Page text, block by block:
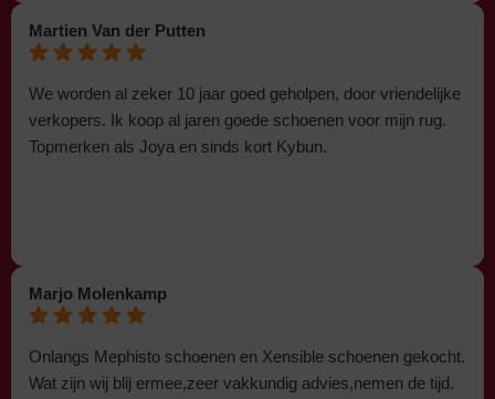
Martien Van der Putten
We worden al zeker 10 jaar goed geholpen, door vriendelijke
verkopers. Ik koop al jaren goede schoenen voor mijn rug.
Topmerken als Joya en sinds kort Kybun.
Marjo Molenkamp
Onlangs Mephisto schoenen en Xensible schoenen gekocht.
Wat zijn wij blij ermee,zeer vakkundig advies,nemen de tijd.